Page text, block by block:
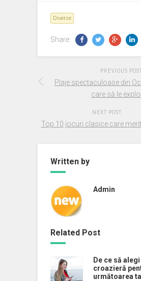
Diverse
Share:
PREVIOUS
Plaje spectaculoase din
care să le
NEXT POST
Top 10 jocuri clasice care
Written by
Admin
Related Post
De ce să alegi
croazieră
următoarea